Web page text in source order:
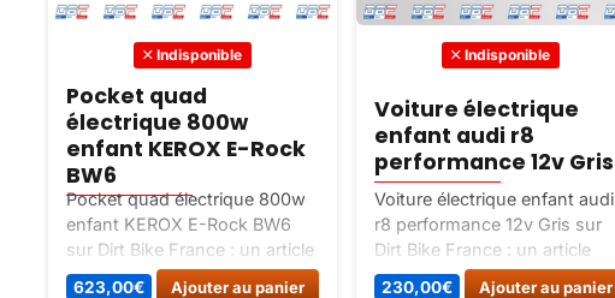
Indisponible
Pocket quad
électrique 800w
enfant KEROX E-Rock
BW6
Pocket quad électrique 800w
enfant KEROX E-Rock BW6
sur Dirt Bike France : un article
classé Quads / electrique.
623,00€ Ajouter au panier
Indisponible
Voiture électrique
enfant audi r8
performance 12v Gris
Voiture électrique enfant audi
r8 performance 12v Gris sur
Dirt Bike France : un article
classé Vehicules electriques.
230,00€ Ajouter au panier